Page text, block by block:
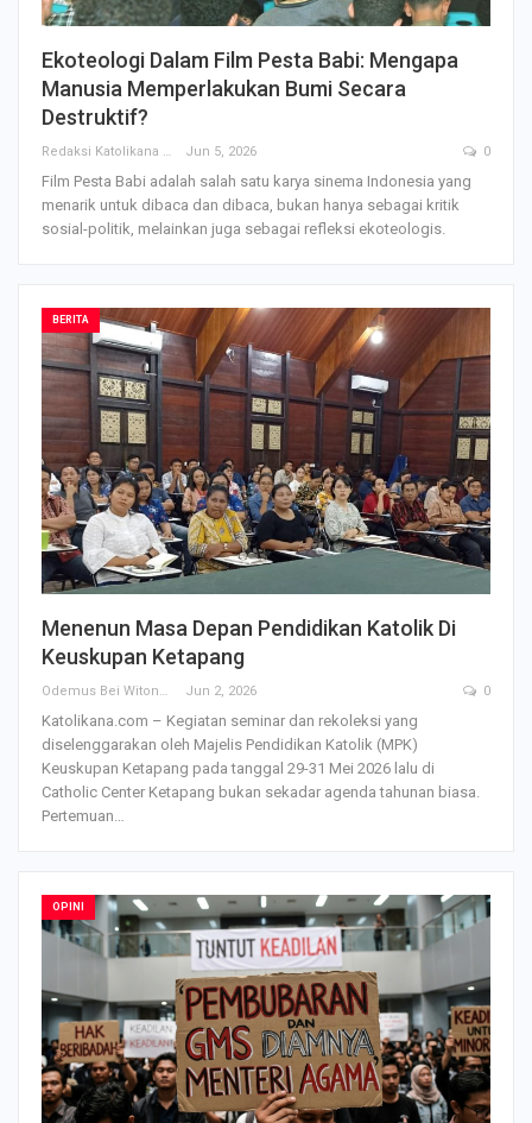
Ekoteologi Dalam Film Pesta Babi: Mengapa
Manusia Memperlakukan Bumi Secara
Destruktif?
Jun 5, 2026 0
Film Pesta Babi adalah salah satu karya sinema Indonesia yang
menarik untuk dibaca dan dibaca, bukan hanya sebagai kritik
sosial-politik, melainkan juga sebagai refleksi ekoteologis.
BERITA
Menenun Masa Depan Pendidikan Katolik Di
Keuskupan Ketapang
Odemus Bei Witono Jun 2, 2026 0
Katolikana.com – Kegiatan seminar dan rekoleksi yang
diselenggarakan oleh Majelis Pendidikan Katolik (MPK)
Keuskupan Ketapang pada tanggal 29-31 Mei 2026 lalu di
Catholic Center Ketapang bukan sekadar agenda tahunan biasa.
Pertemuan…
OPINI